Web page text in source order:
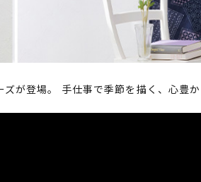
が登場。 手仕事で季節を描く、心豊